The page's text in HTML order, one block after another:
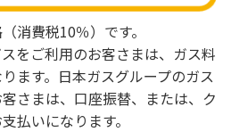
消費税10％）です。
をご利用のお客さまは、ガス料
ます。日本ガスグループのガス
さまは、口座振替、または、ク
払いになります。